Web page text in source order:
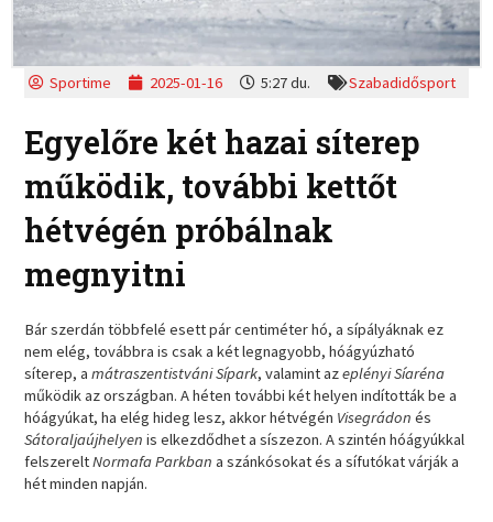
Sportime 2025-01-16 5:27 du. Szabadidősport
Egyelőre két hazai síterep
működik, további kettőt
hétvégén próbálnak
megnyitni
Bár szerdán többfelé esett pár centiméter hó, a sípályáknak ez
nem elég, továbbra is csak a két legnagyobb, hóágyúzható
síterep, amátraszentistváni Sípark, valamint azeplényi Síaréna
működik az országban. A héten további két helyen indították be a
hóágyúkat, ha elég hideg lesz, akkor hétvégén Visegrádon és
Sátoraljaújhelyen is elkezdődhet a síszezon. A szintén hóágyúkkal
felszereltNormafa Parkban a szánkósokat és a sífutókat várják a
hét minden napján.